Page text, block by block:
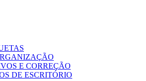
E CORREÇÃO
DE ESCRITÓRIO